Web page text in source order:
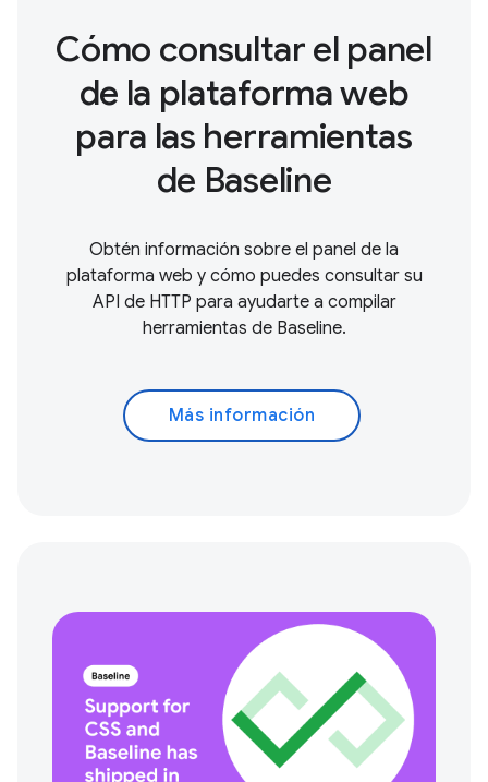
Cómo consultar el panel
de la plataforma web
para las herramientas
de Baseline
Obtén información sobre el panel de la
plataforma web y cómo puedes consultar su
API de HTTP para ayudarte a compilar
herramientas de Baseline.
Más información